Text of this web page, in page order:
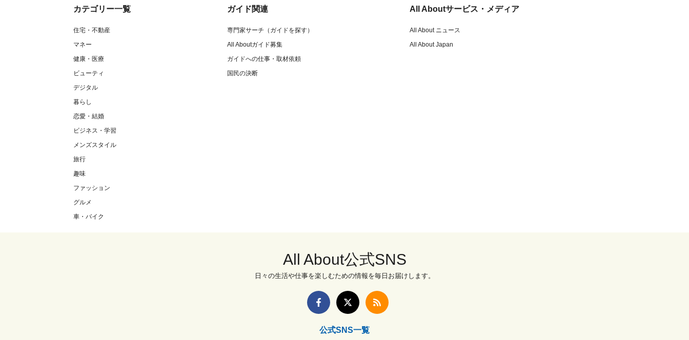
カテゴリー一覧
住宅・不動産
マネー
健康・医療
ビューティ
デジタル
暮らし
恋愛・結婚
ビジネス・学習
メンズスタイル
旅行
趣味
ファッション
グルメ
車・バイク
ガイド関連
専門家サーチ（ガイドを探す）
All Aboutガイド募集
ガイドへの仕事・取材依頼
国民の決断
All Aboutサービス・メディア
All About ニュース
All About Japan
All About公式SNS
日々の生活や仕事を楽しむための情報を毎日お届けします。
公式SNS一覧